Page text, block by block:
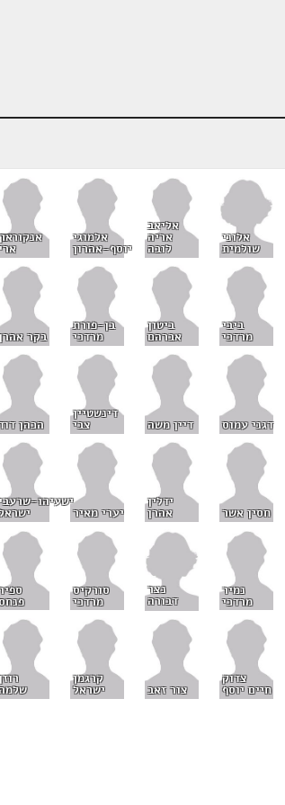
אלוני
שולמית
אליאב
אריה
לובה
אלמוגי
יוסף-אהרון
ביבי
מרדכי
ביטון
אברהם
בן-פורת
מרדכי בקר
דגני עמוס דיין משה
דינשטיין
צבי הכהן
חסין אשר
ידלין
אהרן יערי מאיר
ישעיהו-
נמיר
מרדכי
נצר
דבורה
סורקיס
מרדכי
צדוק
חיים יוסף צור זאב
קרגמן
ישראל